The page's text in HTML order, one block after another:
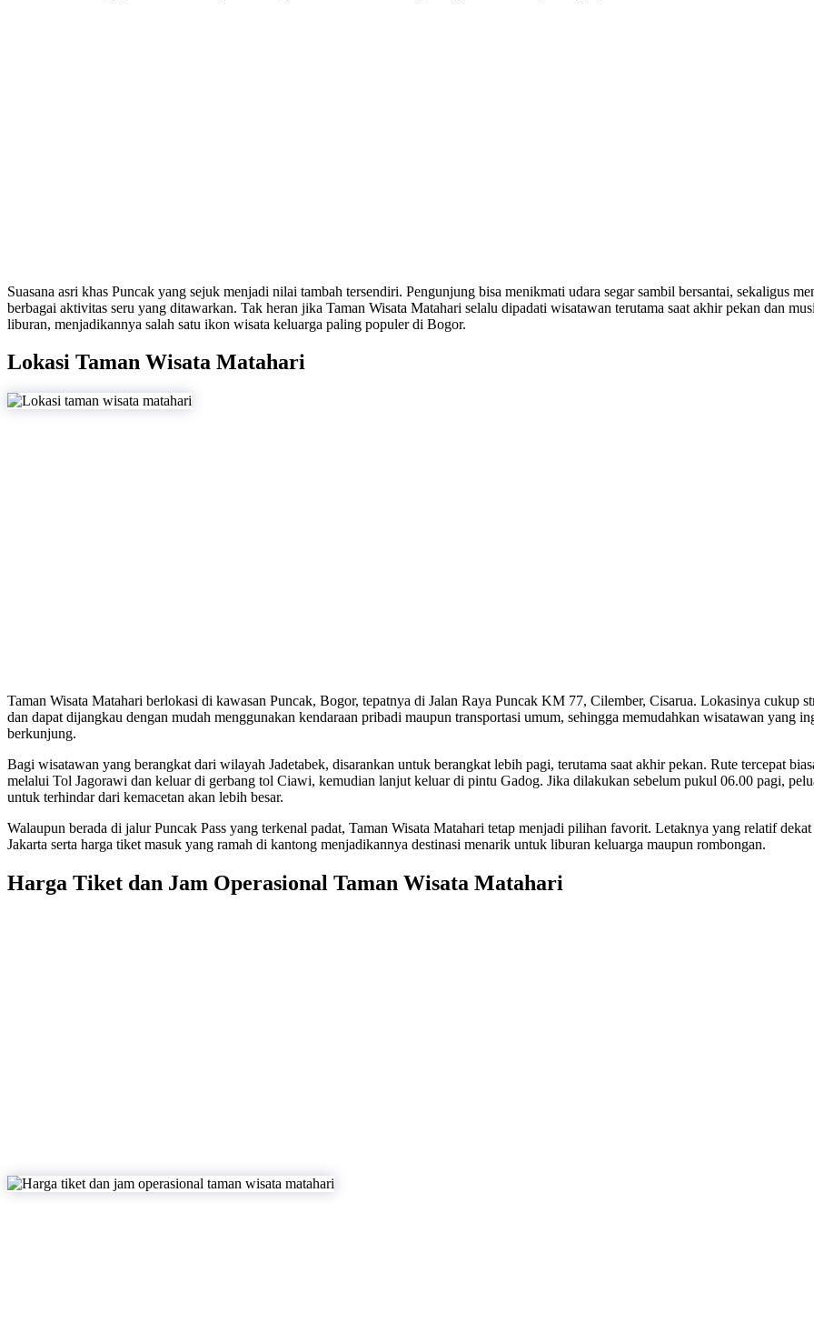
Suasana asri khas Puncak yang sejuk menjadi nilai tambah tersendiri. Pengunjung bisa menikmati udara segar sambil bersantai, sekaligus
berbagai aktivitas seru yang ditawarkan. Tak heran jika Taman Wisata Matahari selalu dipadati wisatawan terutama saat akhir pekan dan
liburan, menjadikannya salah satu ikon wisata keluarga paling populer di Bogor.
Lokasi Taman Wisata Matahari
Taman Wisata Matahari berlokasi di kawasan Puncak, Bogor, tepatnya di Jalan Raya Puncak KM 77, Cilember, Cisarua. Lokasinya cukup
dan dapat dijangkau dengan mudah menggunakan kendaraan pribadi maupun transportasi umum, sehingga memudahkan wisatawan yang
berkunjung.
Bagi wisatawan yang berangkat dari wilayah Jadetabek, disarankan untuk berangkat lebih pagi, terutama saat akhir pekan. Rute tercepat
melalui Tol Jagorawi dan keluar di gerbang tol Ciawi, kemudian lanjut keluar di pintu Gadog. Jika dilakukan sebelum pukul 06.00 pagi,
untuk terhindar dari kemacetan akan lebih besar.
Walaupun berada di jalur Puncak Pass yang terkenal padat, Taman Wisata Matahari tetap menjadi pilihan favorit. Letaknya yang relatif dekat
Jakarta serta harga tiket masuk yang ramah di kantong menjadikannya destinasi menarik untuk liburan keluarga maupun rombongan.
Harga Tiket dan Jam Operasional Taman Wisata Matahari